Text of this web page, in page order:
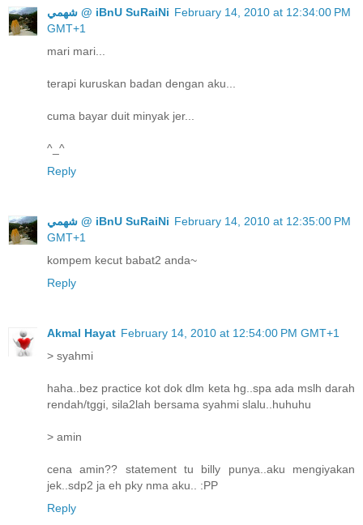
ﺷﻬﻤﻲ @ iBnU SuRaiNi February 14, 2010 at 12:34:00 PM
GMT+1
mari mari...
terapi kuruskan badan dengan aku...
cuma bayar duit minyak jer...
^_^
Reply
ﺷﻬﻤﻲ @ iBnU SuRaiNi February 14, 2010 at 12:35:00 PM
GMT+1
kompem kecut babat2 anda~
Reply
Akmal Hayat February 14, 2010 at 12:54:00 PM GMT+1
> syahmi
haha..bez practice kot dok dlm keta hg..spa ada mslh darah
rendah/tggi, sila2lah bersama syahmi slalu..huhuhu
> amin
cena amin?? statement tu billy punya..aku mengiyakan
jek..sdp2 ja eh pky nma aku.. :PP
Reply